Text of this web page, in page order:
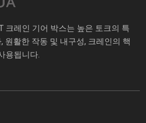
크레인 기어 박스는 높은 토크의 특
원활한 작동 및 내구성, 크레인의 핵
용됩니다.